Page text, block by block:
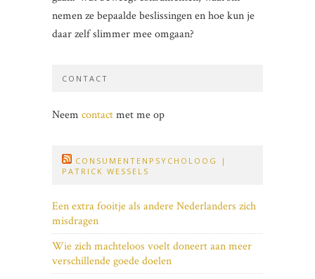
nemen ze bepaalde beslissingen en hoe kun je
daar zelf slimmer mee omgaan?
CONTACT
Neem contactmet me op
CONSUMENTENPSYCHOLOOG |
PATRICK WESSELS
Een extra fooitje als andere Nederlanders zich
misdragen
Wie zich machteloos voelt doneert aan meer
verschillende goede doelen